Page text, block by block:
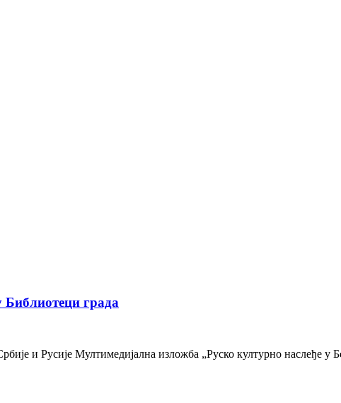
Библиотеци града
и Русије Мултимедијална изложба „Руско културно наслеђе у